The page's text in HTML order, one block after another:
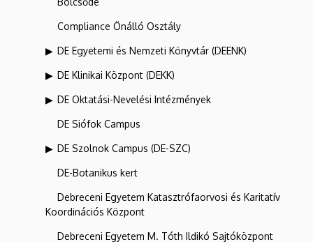
Compliance Önálló Osztály
DE Egyetemi és Nemzeti Könyvtár (DEENK)
DE Klinikai Központ (DEKK)
DE Oktatási-Nevelési Intézmények
DE Siófok Campus
DE Szolnok Campus (DE-SZC)
DE-Botanikus kert
Debreceni Egyetem Katasztrófaorvosi és Karitatív
Koordinációs Központ
Debreceni Egyetem M. Tóth Ildikó Sajtóközpont